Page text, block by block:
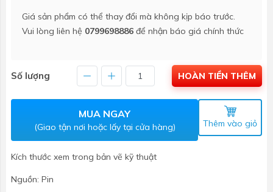
Giá sản phẩm có thể thay đổi mà không kịp báo trước.
Vui lòng liên hệ 0799698886 để nhận báo giá chính thức
Số lượng HOÀN TIỀN THÊM
MUA NGAY
(Giao tận nơi hoặc lấy tại cửa hàng) Thêm vào giỏ
Kích thước xem trong bản vẽ kỹ thuật
Nguồn: Pin